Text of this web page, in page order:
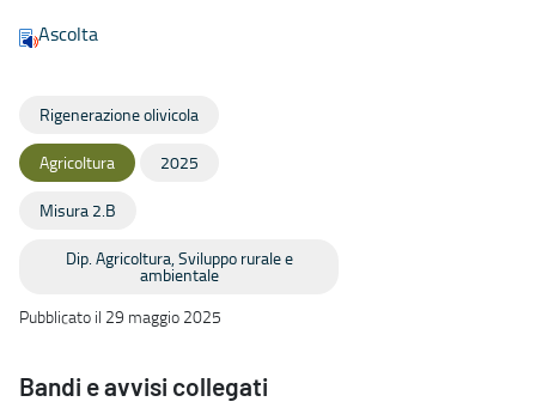
Ascolta
Rigenerazione olivicola
Agricoltura 2025
Misura 2.B
Dip. Agricoltura, Sviluppo rurale e
ambientale
Pubblicato il 29 maggio 2025
Bandi e avvisi collegati